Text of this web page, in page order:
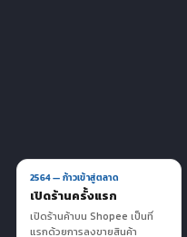
2564 — ก้าวเข้าสู่ตลาด
เปิดร้านครั้งแรก
เปิดร้านค้าบน Shopee เป็นที่
แรกด้วยการลงขายสินค้า